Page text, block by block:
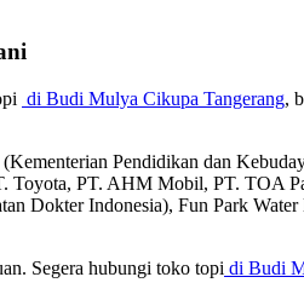
di Budi Mulya Cikupa Tangerang,
Pendidikan dan
Toyota, PT. AHM Mobil, PT. TOA
Dokter Indonesia), Fun Park
Segera hubungi toko topi di Budi